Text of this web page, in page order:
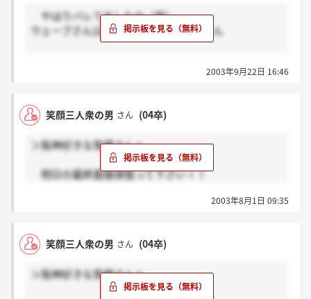
やはりバレてましたか（笑）
ウェーブさん(近畿)も私です。すいません
2003年9月22日 16:46
笑顔三人衆の男 さん (04卒)
＞阪神好きな笑顔さんへ
明日の最終面接頑張って下さい！！
阪神最高～
最終だから緊張すると思うけど、いつも通り元気よく
頑張ればきっと伝わるはず。
2003年8月1日 09:35
笑顔三人衆の男 さん (04卒)
＞阪神好きな笑顔さんへ